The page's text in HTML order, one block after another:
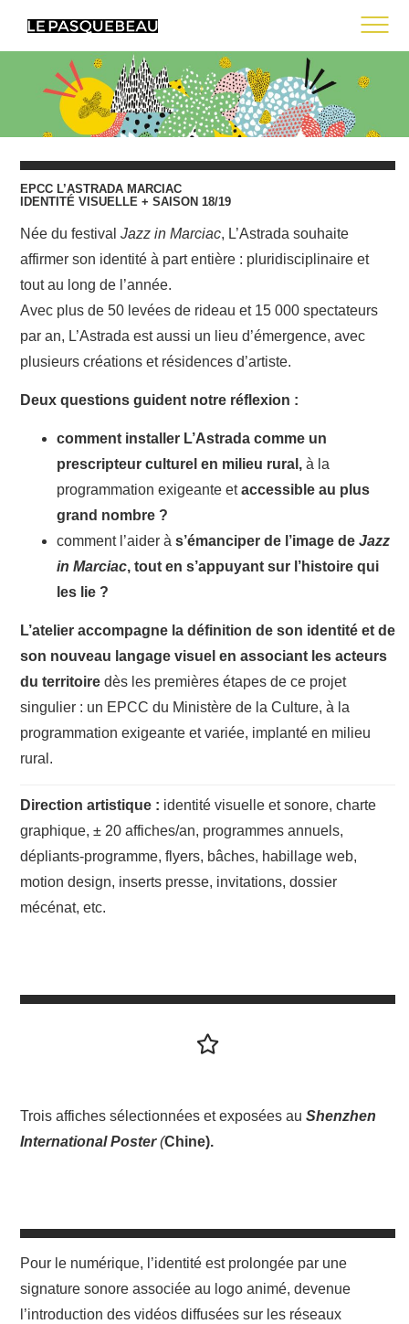
L’ATELIER
CONTACT
EPCC L’ASTRADA MARCIAC
IDENTITÉ VISUELLE + SAISON 18/19
Née du festival Jazz in Marciac, L’Astrada souhaite
affirmer son identité à part entière : pluridisciplinaire et
tout au long de l’année.
Avec plus de 50 levées de rideau et 15 000 spectateurs
par an, L’Astrada est aussi un lieu d’émergence, avec
plusieurs créations et résidences d’artiste.
Deux questions guident notre réflexion :
comment installer L’Astrada comme un
prescripteur culturel en milieu rural, à la
programmation exigeante etaccessible au plus
grand nombre ?
comment l’aider à s’émanciper de l’image de Jazz
in Marciac, tout en s’appuyant sur l’histoire qui
les lie ?
L’atelier accompagne la définition de son identité et de
son nouveau langage visuel en associant les acteurs
du territoire dès les premières étapes de ce projet
singulier : un EPCC du Ministère de la Culture, à la
programmation exigeante et variée, implanté en milieu
rural.
Direction artistique : identité visuelle et sonore, charte
graphique, ± 20 affiches/an, programmes annuels,
dépliants-programme, flyers, bâches, habillage web,
motion design, inserts presse, invitations, dossier
mécénat, etc.
Trois affiches sélectionnées et exposées au Shenzhen
International Poster(Chine).
Pour le numérique, l’identité est prolongée par une
signature sonore associée au logo animé, devenue
l’introduction des vidéos diffusées sur les réseaux